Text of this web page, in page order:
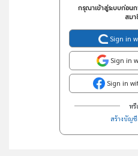
กรุณาเข้าสู่ระบบก่อน
สมา
Sign in
Sign in
Sign in
หรื
สร้างบัญชี